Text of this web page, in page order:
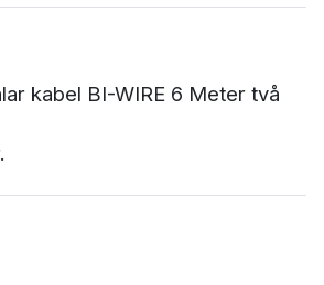
kabel BI-WIRE 6 Meter två